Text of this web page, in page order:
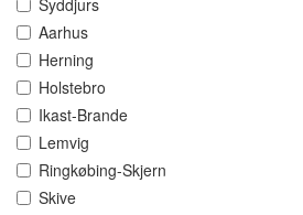
Syddjurs
Aarhus
Herning
Holstebro
Ikast-Brande
Lemvig
Ringkøbing-Skjern
Skive